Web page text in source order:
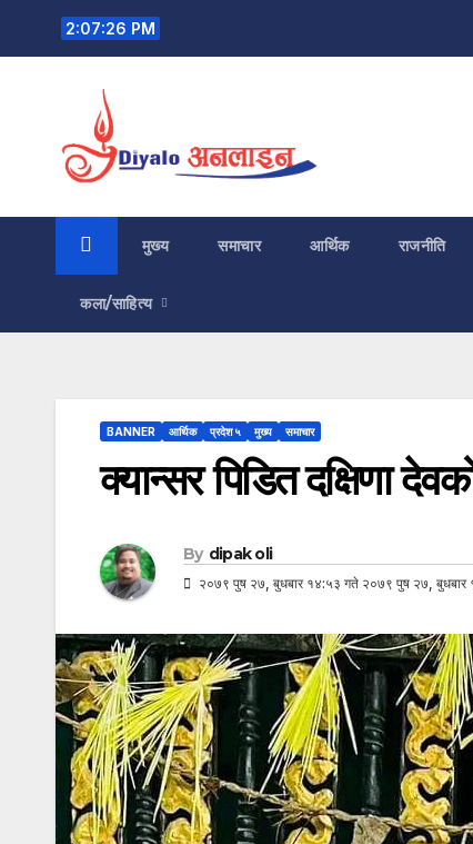
2:07:27 PM
मुख्य समाचार आर्थिक राजनीति
कला/साहित्य
BANNER आर्थिक प्रदेश ५ मुख्य समाचार
क्यान्सर पिडित दक्षिणा
By dipak oli
२०७९ पुष २७, बुधबार १४:५३ गते २०७९ पुष २७,